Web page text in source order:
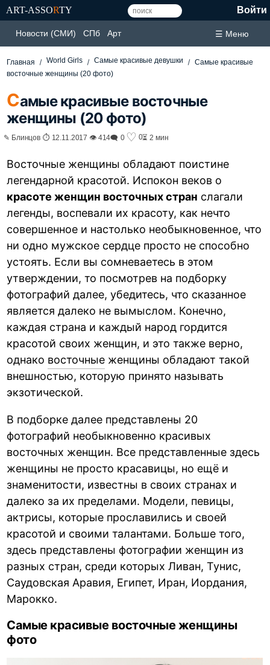
ART-ASSORTY Войти
Новости (СМИ) СПб Арт ☰ Меню
Главная World Girls Самые красивые девушки
Самые красивые
восточные женщины (20 фото)
Самые красивые восточные
женщины (20 фото)
✎ Блинцов ⏱ 12.11.2017 👁 414🗨 0 ♡ 0⏳ 2 мин
Восточные женщины обладают поистине
легендарной красотой. Испокон веков о
красоте женщин восточных стран слагали
легенды, воспевали их красоту, как нечто
совершенное и настолько необыкновенное, что
ни одно мужское сердце просто не способно
устоять. Если вы сомневаетесь в этом
утверждении, то посмотрев на подборку
фотографий далее, убедитесь, что сказанное
является далеко не вымыслом. Конечно,
каждая страна и каждый народ гордится
красотой своих женщин, и это также верно,
однако восточные женщины обладают такой
внешностью, которую принято называть
экзотической.
В подборке далее представлены 20
фотографий необыкновенно красивых
восточных женщин. Все представленные здесь
женщины не просто красавицы, но ещё и
знаменитости, известны в своих странах и
далеко за их пределами. Модели, певицы,
актрисы, которые прославились и своей
красотой и своими талантами. Больше того,
здесь представлены фотографии женщин из
разных стран, среди которых Ливан, Тунис,
Саудовская Аравия, Египет, Иран, Иордания,
Марокко.
Самые красивые восточные женщины
фото